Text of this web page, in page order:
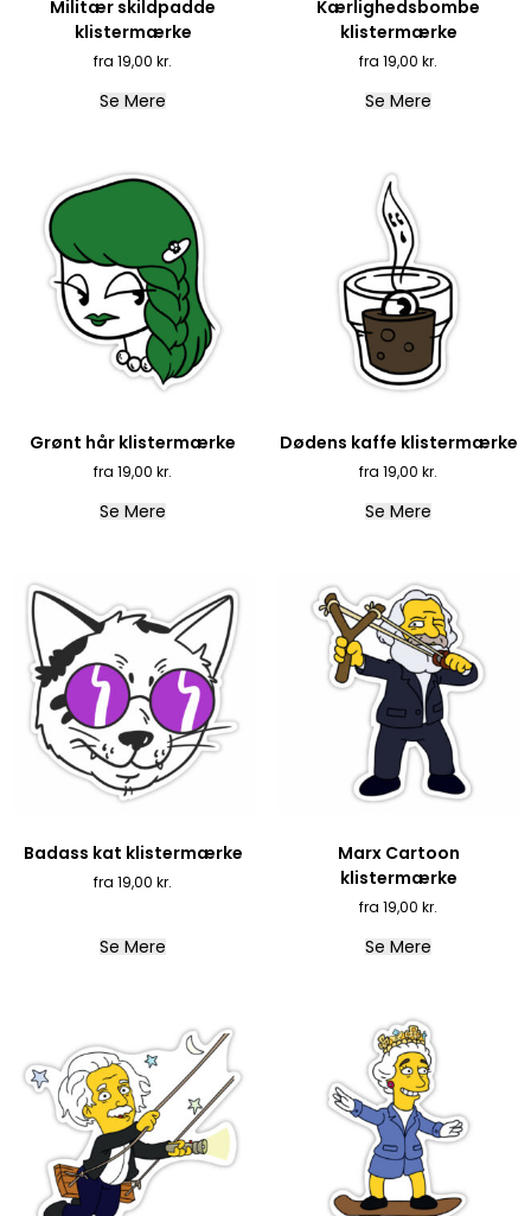
Militær skildpadde
klistermærke
19,00 kr.
Se Mere
Kærlighedsbombe
klistermærke
19,00 kr.
Se Mere
Grønt hår klistermærke
19,00 kr.
Se Mere
Dødens kaffe klistermærke
19,00 kr.
Se Mere
Badass kat klistermærke
19,00 kr.
Se Mere
Marx Cartoon
klistermærke
19,00 kr.
Se Mere